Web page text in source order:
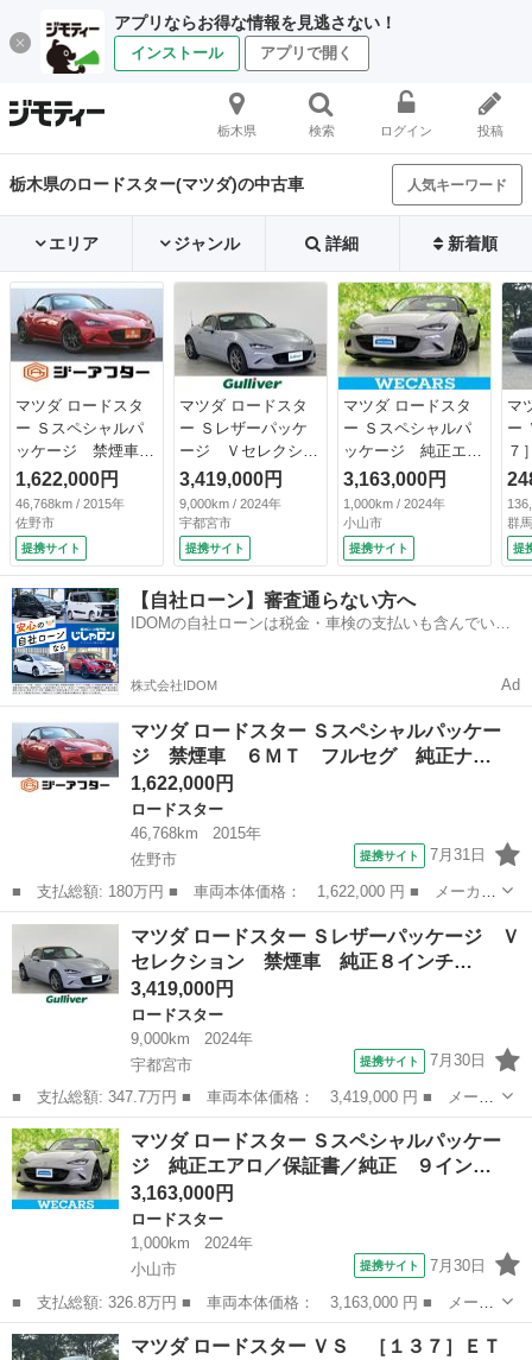
アプリならお得な情報を見逃さない！
インストール アプリで開く
栃木県 検索 ログイン 投稿
栃木県のロードスター(マツダ)の中古車 人気キーワード
エリア ジャンル 詳細 新着順
マツダ ロードスタ
ー Ｓスペシャルパ
ッケージ 禁煙車
６ＭＴ フルセグ
純正ナビ ＢＴ交
換 ＬＥＤヘッドラ
イト ＤＶＤ再生
オートライト スマ
ートキー＆プッシュ
スタート 横滑り防
止 ステアリングリ
モコン （なし）
1,622,000円
46,768km / 2015年
佐野市
提携サイト
マツダ ロードスタ
ー Ｓレザーパッケ
ージ Ｖセレクショ
ン 禁煙車 純正８
インチナビ ＢＯＳ
Ｅサウンド バック
カメラ ＢＳＭ 本
革シート アダプテ
ィブクルーズコント
ロール シートヒー
ター レーンキープ
止 オートマチック
トキー （検9.6）
3,419,000円
9,000km / 2024年
宇都宮市
提携サイト
マツダ ロードスタ
ー Ｓスペシャルパ
ッケージ 純正エア
ロ／保証書／純正
９インチ ＳＤナビ
／シートヒーター
前席／車線逸脱防止
支援システム／ドラ
イブレコーダー 純
正／ヘッドランプ
ＬＥＤ／Ｂｌｕｅｔ
3,163,000円
1,000km / 2024年
小山市
提携サイト
マ
ー
７
ト
ー
（
群
提
【自社ローン】審査通らない方へ
IDOMの自社ローンは税金・車検の支払いも含んでいる
株式会社IDOM Ad
マツダ ロードスター Ｓスペシャルパッケー
ジ 禁煙車 ６ＭＴ フルセグ 純正ナ…
1,622,000円
ロードスター
46,768km
2015年
佐野市
提携サイト 7月31日
■ 支払総額: 180万円 ■ 車両本体価格： 1,622,000 円 ■ メーカー
名： マツダ ■ 車種名： ロードスター ■ グレード名： Ｓスペ
シャルパッケージ 禁煙車 ６ＭＴ フルセグ 純正ナビ ＢＴ交
換 ＬＥＤヘ...
栃木 佐野市 ロードスター
マツダ ロードスター Ｓレザーパッケージ Ｖ
セレクション 禁煙車 純正８インチ…
3,419,000円
ロードスター
9,000km
2024年
宇都宮市
提携サイト 7月30日
■ 支払総額: 347.7万円 ■ 車両本体価格： 3,419,000 円 ■ メーカ
ー名： マツダ ■ 車種名： ロードスター ■ グレード名： Ｓレ
ザーパッケージ Ｖセレクション 禁煙車 純正８インチナビ ＢＯ
ＳＥサウ...
栃木 宇都宮市 ロードスター
マツダ ロードスター Ｓスペシャルパッケー
ジ 純正エアロ／保証書／純正 ９イン…
3,163,000円
ロードスター
1,000km
2024年
小山市
提携サイト 7月30日
■ 支払総額: 326.8万円 ■ 車両本体価格： 3,163,000 円 ■ メーカ
ー名： マツダ ■ 車種名： ロードスター ■ グレード名： Ｓス
ペシャルパッケージ 純正エアロ／保証書／純正 ９インチ ＳＤナ
栃木 小山市 ロードスター
マツダ ロードスター ＶＳ ［１３７］ＥＴ